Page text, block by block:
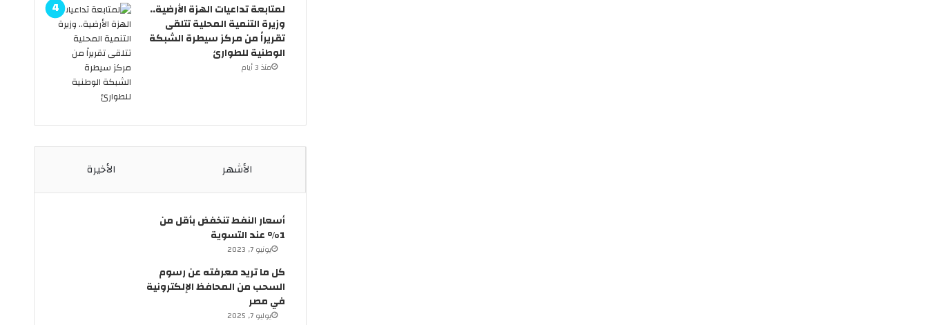
ل
ظ
ا
ه
و
ق
ا
ع
ا
ع
ز
“
لمتابعة تداعيات الهزة الأرضية..
وزيرة التنمية المحلية تتلقى
تقريراً من مركز سيطرة الشبكة
الوطنية للطوارئ
منذ 3 أيام
الأشهر الأخيرة
أسعار النفط تنخفض بأقل من
1% عند التسوية
يونيو 7, 2023
كل ما تريد معرفته عن رسوم
السحب من المحافظ الإلكترونية
في مصر
يوليو 7, 2025